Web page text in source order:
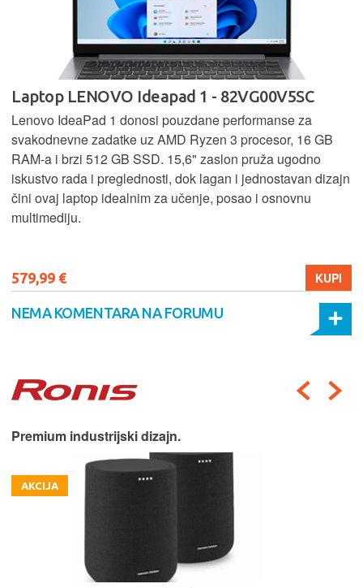
Laptop LENOVO Ideapad 1 - 82VG00V5SC
Lenovo IdeaPad 1 donosi pouzdane performanse za
svakodnevne zadatke uz AMD Ryzen 3 procesor, 16 GB
RAM-a i brzi 512 GB SSD. 15,6" zaslon pruža ugodno
iskustvo rada i preglednosti, dok lagan i jednostavan dizajn
čini ovaj laptop idealnim za učenje, posao i osnovnu
multimediju.
579,99 € KUPI
NEMA KOMENTARA NA FORUMU
Premium industrijski dizajn.
AKCIJA